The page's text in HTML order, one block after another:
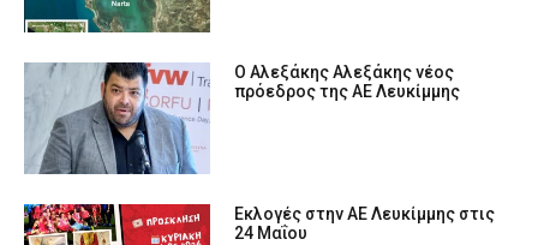
Ο Αλεξάκης Αλεξάκης νέος
πρόεδρος της ΑΕ Λευκίμμης
Εκλογές στην ΑΕ Λευκίμμης στις
24 Μαΐου